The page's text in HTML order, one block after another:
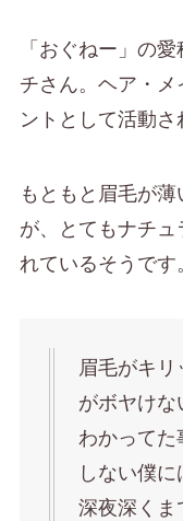
「おぐねー」の
チさん。ヘア・
ントとして活動さ
もともと眉毛が
が、とてもナチ
れているそうです。
眉毛がキ
がボヤけな
わかって
しない僕
深夜深くま